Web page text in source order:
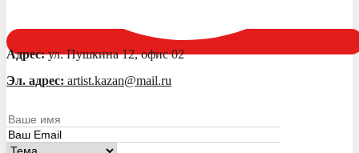
Адрес:ул. Пушкина 12, офис 02
Эл. адрес: artist.kazan@mail.ru